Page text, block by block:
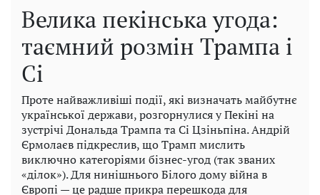
Велика пекінська угода:
таємний розмін Трампа і
Сі
Проте найважливіші події, які визначать майбутнє
української держави, розгорнулися у Пекіні на
зустрічі Дональда Трампа та Сі Цзіньпіна. Андрій
Єрмолаєв підкреслив, що Трамп мислить
виключно категоріями бізнес-угод (так званих
«ділок»). Для нинішнього Білого дому війна в
Європі — це радше прикра перешкода для